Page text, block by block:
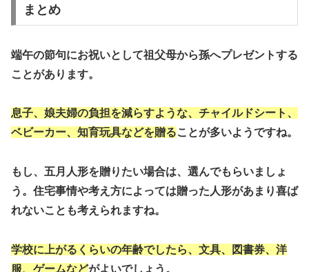
まとめ
端午の節句にお祝いとして祖父母から孫へプレゼントする
ことがあります。
息子、娘夫婦の負担を減らすような、チャイルドシート、
ベビーカー、知育玩具などを贈ることが多いようですね。
もし、五月人形を贈りたい場合は、選んでもらいましょ
う。住宅事情や考え方によっては贈った人形があまり喜ば
れないことも考えられますね。
学校に上がるくらいの年齢でしたら、文具、図書券、洋
服、ゲームなどがよいでしょう。